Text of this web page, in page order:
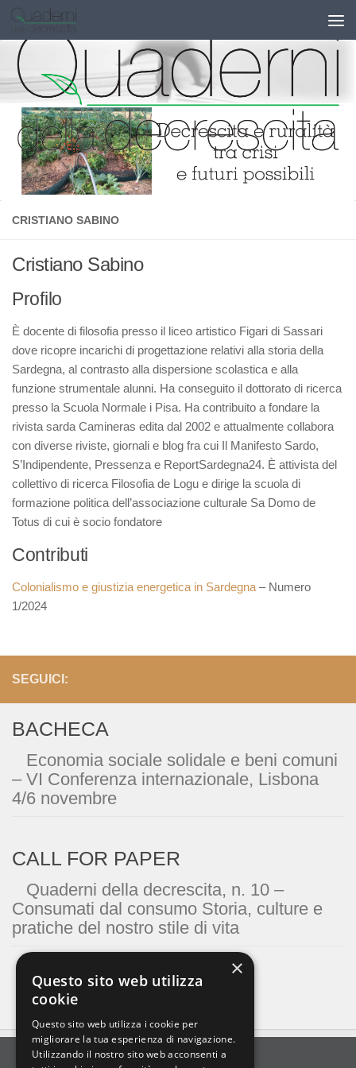
Salta al contenuto
CRISTIANO SABINO
Cristiano Sabino
Profilo
È docente di filosofia presso il liceo artistico Figari di Sassari
dove ricopre incarichi di progettazione relativi alla storia della
Sardegna, al contrasto alla dispersione scolastica e alla
funzione strumentale alunni. Ha conseguito il dottorato di ricerca
presso la Scuola Normale i Pisa. Ha contribuito a fondare la
rivista sarda Camineras edita dal 2002 e attualmente collabora
con diverse riviste, giornali e blog fra cui Il Manifesto Sardo,
S’Indipendente, Pressenza e ReportSardegna24. È attivista del
collettivo di ricerca Filosofia de Logu e dirige la scuola di
formazione politica dell’associazione culturale Sa Domo de
Totus di cui è socio fondatore
Contributi
Colonialismo e giustizia energetica in Sardegna – Numero
1/2024
SEGUICI:
BACHECA
Economia sociale solidale e beni comuni
– VI Conferenza internazionale, Lisbona
4/6 novembre
CALL FOR PAPER
Quaderni della decrescita, n. 10 –
Consumati dal consumo Storia, culture e
pratiche del nostro stile di vita
×
Questo sito web utilizza
cookie
Questo sito web utilizza i cookie per
migliorare la tua esperienza di navigazione.
Utilizzando il nostro sito web acconsenti a